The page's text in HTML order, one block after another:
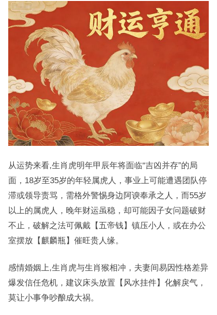
从运势来看,生肖虎明年甲辰年将面临“吉凶并存”的局
面，18岁至35岁的年轻属虎人，事业上可能遭遇团队停
滞或领导责骂，需格外警惕身边阿谀奉承之人，而55岁
以上的属虎人，晚年财运虽稳，却可能因子女问题破财
不止，破解之法可佩戴【五帝钱】镇压小人，或在办公
室摆放【麒麟瓶】催旺贵人缘。
感情婚姻上,生肖虎与生肖猴相冲，夫妻间易因性格差异
爆发信任危机，建议床头放置【风水挂件】化解戾气，
莫让小事争吵酿成大祸。